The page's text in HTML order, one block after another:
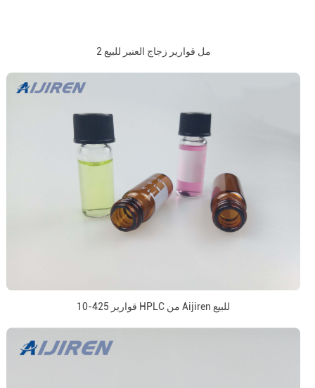
2 مل قوارير زجاج العنبر للبيع
10-425 قوارير HPLC من Aijiren للبيع